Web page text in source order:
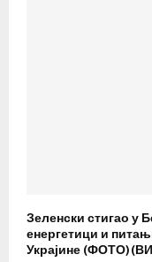
Зеленски стигао у
енергетици и
Украјине